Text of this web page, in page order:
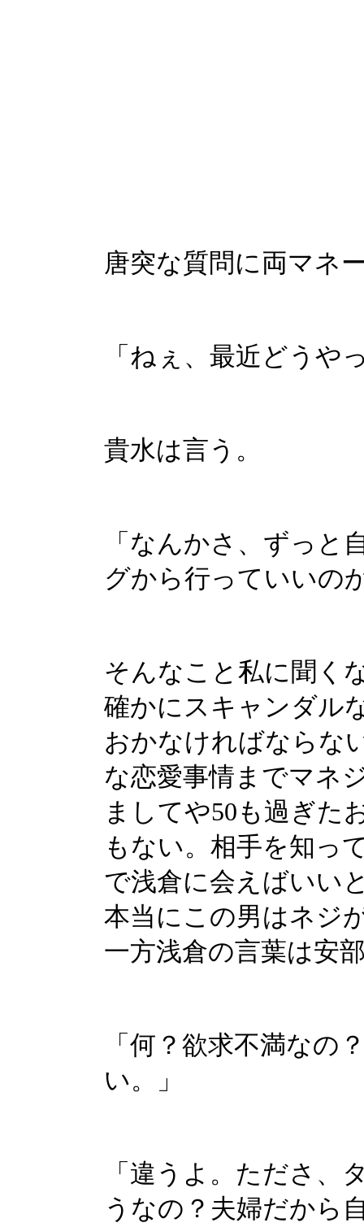
唐突な質問に両マネ
「ねぇ、最近どうや
貴水は言う。
「なんかさ、ずっと
グから行っていいの
そんなこと私に聞く
確かにスキャンダル
おかなければならな
な恋愛事情までマネ
ましてや50も過ぎた
もない。相手を知っ
で浅倉に会えばいい
本当にこの男はネジ
一方浅倉の言葉は安
「何？欲求不満なの
い。」
「違うよ。たださ、
うなの？夫婦だから